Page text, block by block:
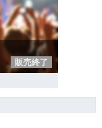
販売終了